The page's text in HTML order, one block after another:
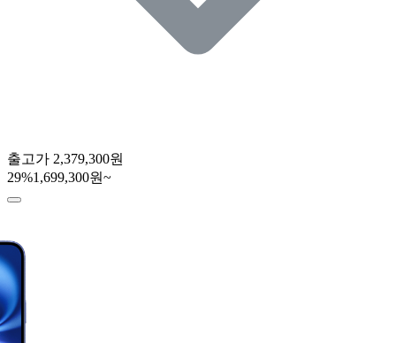
출고가 2,379,300원
29%1,699,300원~